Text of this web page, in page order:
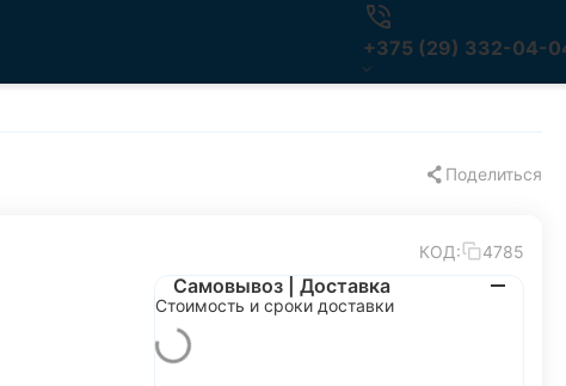
+375 (29) 332-04-
Поделиться
КОД: 4785
Самовывоз | Доставка
Стоимость и сроки доставки